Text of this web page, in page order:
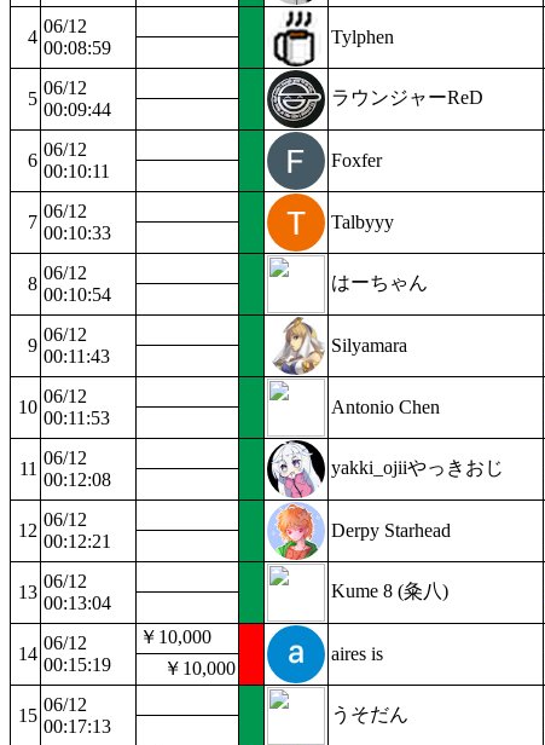
4
06/12
00:08:59
Tylphen
5
06/12
00:09:44
ラウンジャーReD
6
06/12
00:10:11
Foxfer
7
06/12
00:10:33
Talbyyy
8
06/12
00:10:54
はーちゃん
9
06/12
00:11:43
Silyamara
10
06/12
00:11:53
Antonio Chen
11
06/12
00:12:08
yakki_ojiiやっきおじ
12
06/12
00:12:21
Derpy Starhead
13
06/12
00:13:04
Kume 8 (粂八)
14
06/12
00:15:19
￥10,000
aires is
￥10,000
15
06/12
00:17:13
うそだん